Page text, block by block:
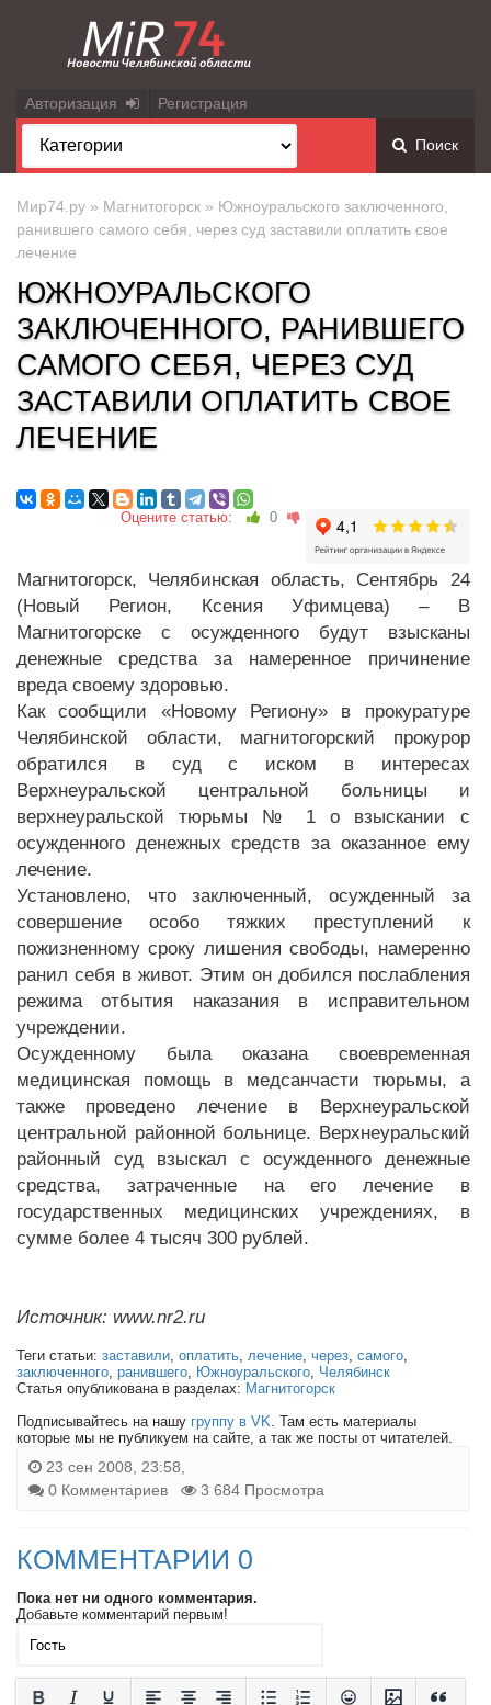
Авторизация Регистрация
Поиск
Мир74.ру » Магнитогорск » Южноуральского заключенного,
ранившего самого себя, через суд заставили оплатить свое
лечение
ЮЖНОУРАЛЬСКОГО
ЗАКЛЮЧЕННОГО, РАНИВШЕГО
САМОГО СЕБЯ, ЧЕРЕЗ СУД
ЗАСТАВИЛИ ОПЛАТИТЬ СВОЕ
ЛЕЧЕНИЕ
Оцените статью: 0
Магнитогорск, Челябинская область, Сентябрь 24
(Новый Регион, Ксения Уфимцева) – В
Магнитогорске с осужденного будут взысканы
денежные средства за намеренное причинение
вреда своему здоровью.
Как сообщили «Новому Региону» в прокуратуре
Челябинской области, магнитогорский прокурор
обратился в суд с иском в интересах
Верхнеуральской центральной больницы и
верхнеуральской тюрьмы № 1 о взыскании с
осужденного денежных средств за оказанное ему
лечение.
Установлено, что заключенный, осужденный за
совершение особо тяжких преступлений к
пожизненному сроку лишения свободы, намеренно
ранил себя в живот. Этим он добился послабления
режима отбытия наказания в исправительном
учреждении.
Осужденному была оказана своевременная
медицинская помощь в медсанчасти тюрьмы, а
также проведено лечение в Верхнеуральской
центральной районной больнице. Верхнеуральский
районный суд взыскал с осужденного денежные
средства, затраченные на его лечение в
государственных медицинских учреждениях, в
сумме более 4 тысяч 300 рублей.
Источник: www.nr2.ru
Теги статьи: заставили, оплатить, лечение, через, самого,
заключенного, ранившего, Южноуральского, Челябинск
Статья опубликована в разделах: Магнитогорск
Подписывайтесь на нашу группу в VK. Там есть материалы
которые мы не публикуем на сайте, а так же посты от читателей.
23 сен 2008, 23:58,
0 Комментариев
3 684 Просмотра
КОММЕНТАРИИ 0
Пока нет ни одного комментария.
Добавьте комментарий первым!